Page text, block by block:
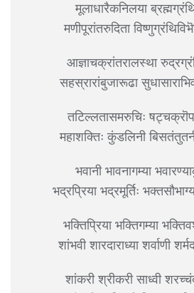
मूलाधारैकनिलया
मणीपूरांतरुदिता
आज्ञाचक्रांतरालस्था
सहस्रारांबुजारूढा
तटिल्लतासमरुचिः
महाशक्तिः कुंडलिनी
भवानी भावनागम्या
भद्रप्रिया भद्रमूर्तिः
भक्तिप्रिया भक्तिगम्या
शांभवी शारदाराध्या शर्वाणी
शांकरी श्रीकरी साध्वी